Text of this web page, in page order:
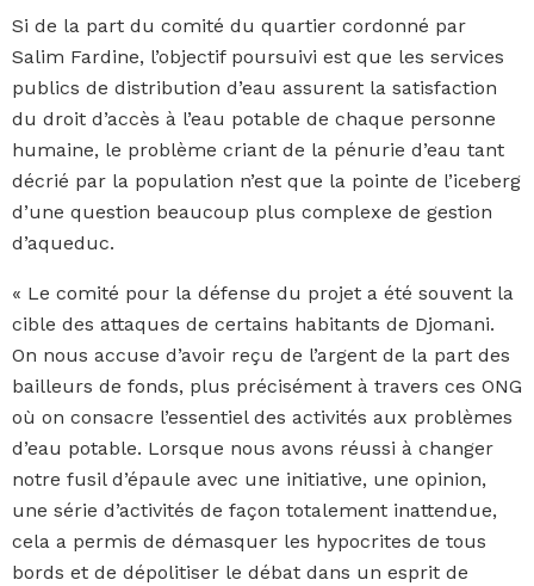
Si de la part du comité du quartier cordonné par
Salim Fardine, l’objectif poursuivi est que les services
publics de distribution d’eau assurent la satisfaction
du droit d’accès à l’eau potable de chaque personne
humaine, le problème criant de la pénurie d’eau tant
décrié par la population n’est que la pointe de l’iceberg
d’une question beaucoup plus complexe de gestion
d’aqueduc.
« Le comité pour la défense du projet a été souvent la
cible des attaques de certains habitants de Djomani.
On nous accuse d’avoir reçu de l’argent de la part des
bailleurs de fonds, plus précisément à travers ces ONG
où on consacre l’essentiel des activités aux problèmes
d’eau potable. Lorsque nous avons réussi à changer
notre fusil d’épaule avec une initiative, une opinion,
une série d’activités de façon totalement inattendue,
cela a permis de démasquer les hypocrites de tous
bords et de dépolitiser le débat dans un esprit de